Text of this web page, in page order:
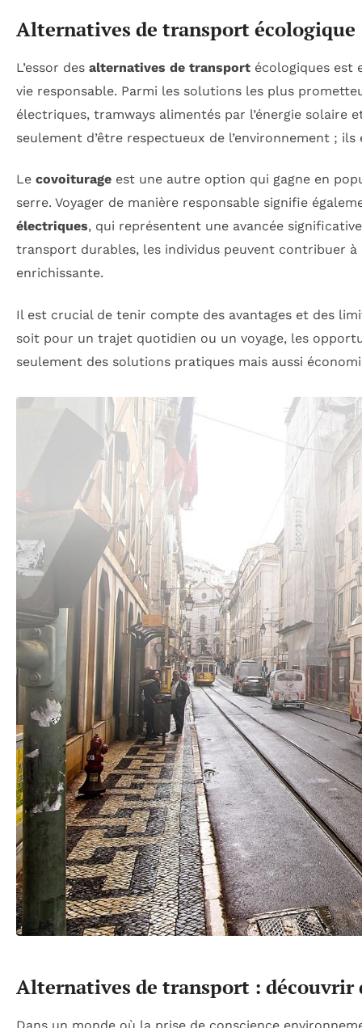
Alternatives de transport
L’essor des alternatives de transport écologiques est
vie responsable. Parmi les solutions les plus
électriques, tramways alimentés par l’énergie solaire
seulement d’être respectueux de l’environnement ;
Le covoiturage est une autre option qui gagne en
serre. Voyager de manière responsable signifie
électriques, qui représentent une avancée
transport durables, les individus peuvent contribuer
enrichissante.
Il est crucial de tenir compte des avantages et des
soit pour un trajet quotidien ou un voyage, les
seulement des solutions pratiques mais aussi
Alternatives de transport : découvrir
Dans un monde où la prise de conscience